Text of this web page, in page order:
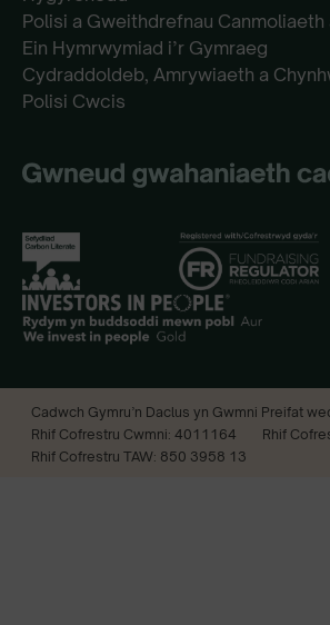
Polisi a Gweithdrefnau Canmoliaeth
Ein Hymrwymiad i’r Gymraeg
Cydraddoldeb, Amrywiaeth a
Polisi Cwcis
Cadwch Gymru’n Daclus yn Gwmni Preifat
Rhif Cofrestru Cwmni: 4011164
Rhif
Rhif Cofrestru TAW: 850 3958 13